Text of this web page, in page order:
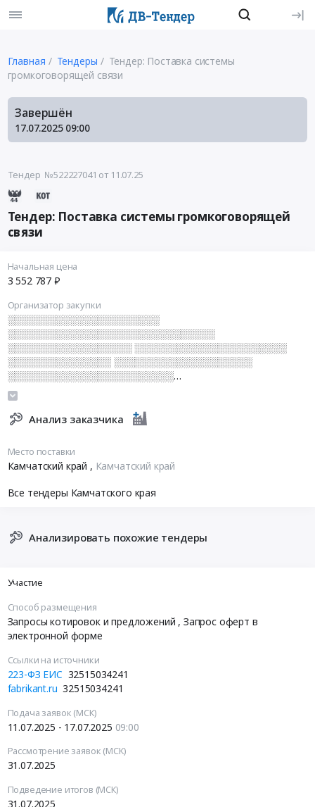
Главная Тендеры
Тендер: Поставка системы
громкоговорящей связи
Завершён
17.07.2025 09:00
Тендер №522227041 от 11.07.25
Тендер: Поставка системы громкоговорящей
связи
Начальная цена
3 552 787 ₽
Организатор закупки
░░░░░░░░░░░░░░░░░░░░░░
░░░░░░░░░░░░░░░░░░░░░░░░░░░░░░
░░░░░░░░░░░░░░░░░░ ░░░░░░░░░░░░░░░░░░░░░░
░░░░░░░░░░░░░░░ ░░░░░░░░░░░░░░░░░░░░
░░░░░░░░░░░░░░░░░░░░░░░░
░░░░░░░░░░░░░░░░░░░░░░░░░░░
Анализ заказчика
Место поставки
Камчатский край , Камчатский край
Все тендеры Камчатского края
Анализировать похожие тендеры
Участие
Способ размещения
Запросы котировок и предложений , Запрос оферт в
электронной форме
Ссылки на источники
223-ФЗ ЕИС 32515034241
fabrikant.ru 32515034241
Подача заявок (МСК)
11.07.2025 - 17.07.2025 09:00
Рассмотрение заявок (МСК)
31.07.2025
Подведение итогов (МСК)
31.07.2025